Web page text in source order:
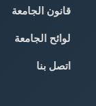
قانون الجامعة
لوائح الجامعة
اتصل بنا